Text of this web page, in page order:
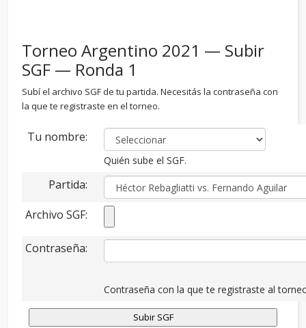
Torneo Argentino 2021 — Subir
SGF — Ronda 1
Subí el archivo SGF de tu partida. Necesitás la contraseña con
la que te registraste en el torneo.
Tu nombre:
Quién sube el SGF.
Partida:
Archivo SGF:
Contraseña:
Contraseña con la que te registraste al